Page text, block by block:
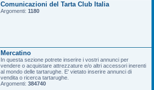
Comunicazioni del Tarta Club Italia
Argomenti: 1180
Mercatino
In questa sezione potrete inserire i vostri annunci per
vendere o acquistare attrezzature e/o altri accessori inerenti
al mondo delle tartarughe. E' vietato inserire annunci di
vendita o ricerca tartarughe.
Argomenti: 384740